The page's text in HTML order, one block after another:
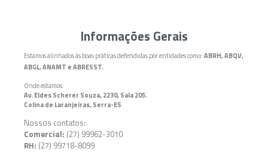
Informações Gerais
Estamos alinhados às boas práticas defendidas por entidades como:ABRH, ABQV,
ABGL, ANAMT e ABRESST.
Onde estamos:
Av. Eldes Scherer Souza, 2230, Sala 205.
Colina de Laranjeiras, Serra-ES
Nossos contatos:
Comercial: (27) 99962-3010
RH: (27) 99718-8099